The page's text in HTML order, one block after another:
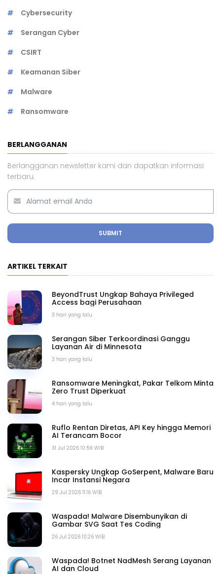
Cybersecurity
Serangan Cyber
CSIRT
Keamanan Siber
Malware
Ransomware
BERLANGGANAN
Berlangganan newsletter kami dan dapatkan informasi
terbaru.
SUBMIT
ARTIKEL TERKAIT
3 hari yang lalu
BeyondTrust Ungkap Bahaya Privileged
Access bagi Perusahaan
3 hari yang lalu
Serangan Siber Terkoordinasi Ganggu
Layanan Air di Minnesota
4 hari yang lalu
Ransomware Meningkat, Pakar Telkom Minta
Zero Trust Diperkuat
31 Jul 2026 10.59 WIB
Ruflo Rentan Diretas, API Key hingga Memori
AI Terancam Bocor
29 Jul 2026 11.16 WIB
Kaspersky Ungkap GoSerpent, Malware Baru
Incar Instansi Negara
26 Jul 2026 10.26 WIB
Waspada! Malware Disembunyikan di
Gambar SVG Saat Tes Coding
Waspada! Botnet NadMesh Serang Layanan
AI dan Cloud